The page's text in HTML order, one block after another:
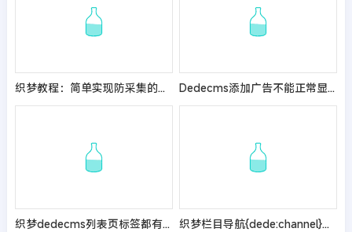
织梦教程：简单实现防采集的方法 Dedecms添加广告不能正常显示的解决办法
织梦dedecms列表页标签都有哪些属性 织梦栏目导航{dede:channel}标签添加序号教程